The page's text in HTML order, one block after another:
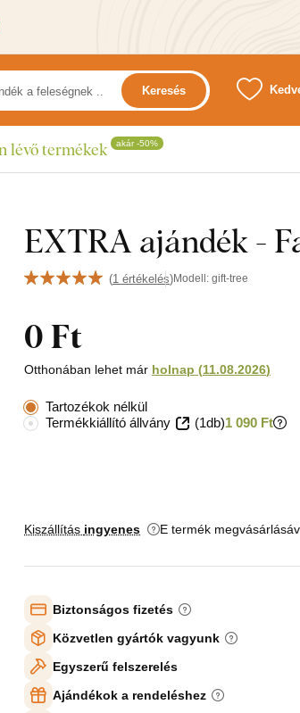
Keresés
lévő termékek akár -50%
EXTRA ajándék -
(1 értékelés)Modell: gift-tree
0 Ft
Otthonában lehet már holnap (11.08.2026)
Tartozékok nélkül
Termékkiállító állvány
(1db)1 090 Ft
Kiszállítás ingyenes E termék
Biztonságos fizetés
Közvetlen gyártók vagyunk
Egyszerű felszerelés
Ajándékok a rendeléshez